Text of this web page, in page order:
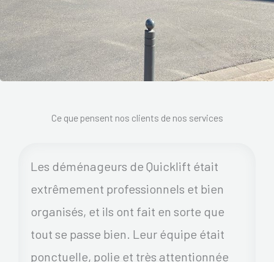
Ce que pensent nos clients de nos services
Les déménageurs de Quicklift était
extrêmement professionnels et bien
organisés, et ils ont fait en sorte que
tout se passe bien. Leur équipe était
ponctuelle, polie et très attentionnée